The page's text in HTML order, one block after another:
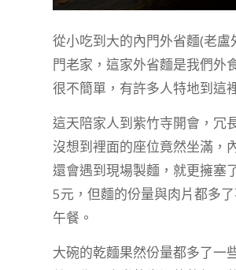
從小吃到大的內門外省麵(老
門老家，這家外省麵是我們外
很不簡單，有許多人特地到這
這天陪家人到紫竹寺開會，冗
沒想到裡面的座位竟然坐滿，
還會遇到現場製麵，就更擁塞
5元，但麵的份量與肉片都多
午餐。
大碗的乾麵果然份量都多了一